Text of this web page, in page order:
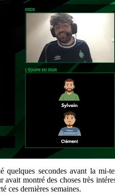
secondes avant la
montré des choses très
ces dernières semaines.